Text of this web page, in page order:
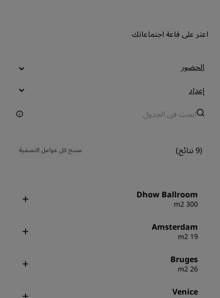
اعثر على قاعة اجتماعاتك
الحضور
إعداد
(9 نتائج) مسح كل عوامل التصفية
Dhow Ballroom
300 m2
Amsterdam
19 m2
Bruges
26 m2
Venice